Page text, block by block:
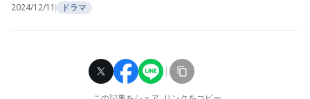
2024/12/11 ドラマ